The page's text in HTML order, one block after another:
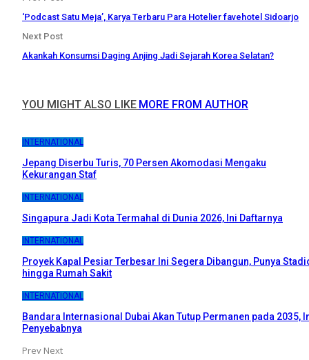
‘Podcast Satu Meja’, Karya Terbaru Para Hotelier favehotel Sidoarjo
Next Post
Akankah Konsumsi Daging Anjing Jadi Sejarah Korea Selatan?
YOU MIGHT ALSO LIKE MORE FROM AUTHOR
INTERNATIONAL
Jepang Diserbu Turis, 70 Persen Akomodasi Mengaku
Kekurangan Staf
INTERNATIONAL
Singapura Jadi Kota Termahal di Dunia 2026, Ini Daftarnya
INTERNATIONAL
Proyek Kapal Pesiar Terbesar Ini Segera Dibangun, Punya
hingga Rumah Sakit
INTERNATIONAL
Bandara Internasional Dubai Akan Tutup Permanen pada 2035,
Penyebabnya
Prev Next